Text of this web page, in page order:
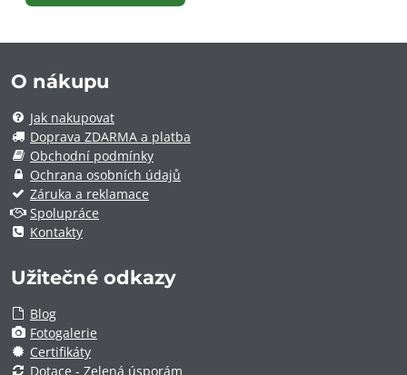
O nákupu
Jak nakupovat
Doprava ZDARMA a platba
Obchodní podmínky
Ochrana osobních údajů
Záruka a reklamace
Spolupráce
Kontakty
Užitečné odkazy
Blog
Fotogalerie
Certifikáty
Dotace - Zelená úsporám